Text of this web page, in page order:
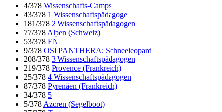
4/378 Wissenschafts-Camps
43/378 1 Wissenschaftspädagoge
181/378 2 Wissenschaftspädagogen
77/378 Alpen (Schweiz)
53/378 EN
9/378 OSI PANTHERA: Schneeleopard
208/378 3 Wissenschaftspädagogen
219/378 Provence (Frankreich)
25/378 4 Wissenschaftspädagogen
87/378 Pyrenäen (Frankreich)
34/378 5
5/378 Azoren (Segelboot)